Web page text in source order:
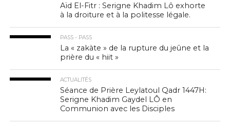
Aïd El-Fitr : Serigne Khadim Lô exhorte
à la droiture et à la politesse légale.
PASS - PASS
La « zakàte » de la rupture du jeûne et la
prière du « hiit »
ACTUALITÉS
Séance de Prière Leylatoul Qadr 1447H:
Serigne Khadim Gaydel LÔ en
Communion avec les Disciples